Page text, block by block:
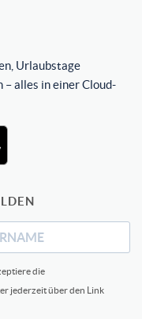
Urlaubstage
alles in einer Cloud-
die
jederzeit über den Link